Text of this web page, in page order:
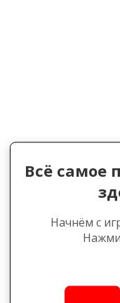
Всё самое
Начнём с